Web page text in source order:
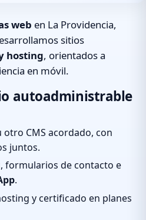
web en La Providencia,
sitios
hosting, orientados a
en móvil.
autoadministrable
otro CMS acordado, con
juntos.
formularios de contacto e
.
y certificado en planes